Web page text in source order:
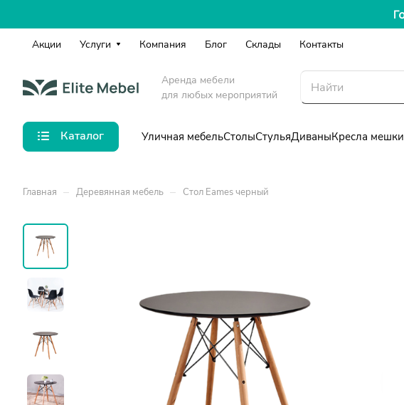
Акции Услуги Компания Блог Склады Контакты
Аренда мебели
для любых мероприятий
Каталог Уличная мебельСтолыСтульяДиваныКресла мешки
Главная – Деревянная мебель – Стол Eames черный